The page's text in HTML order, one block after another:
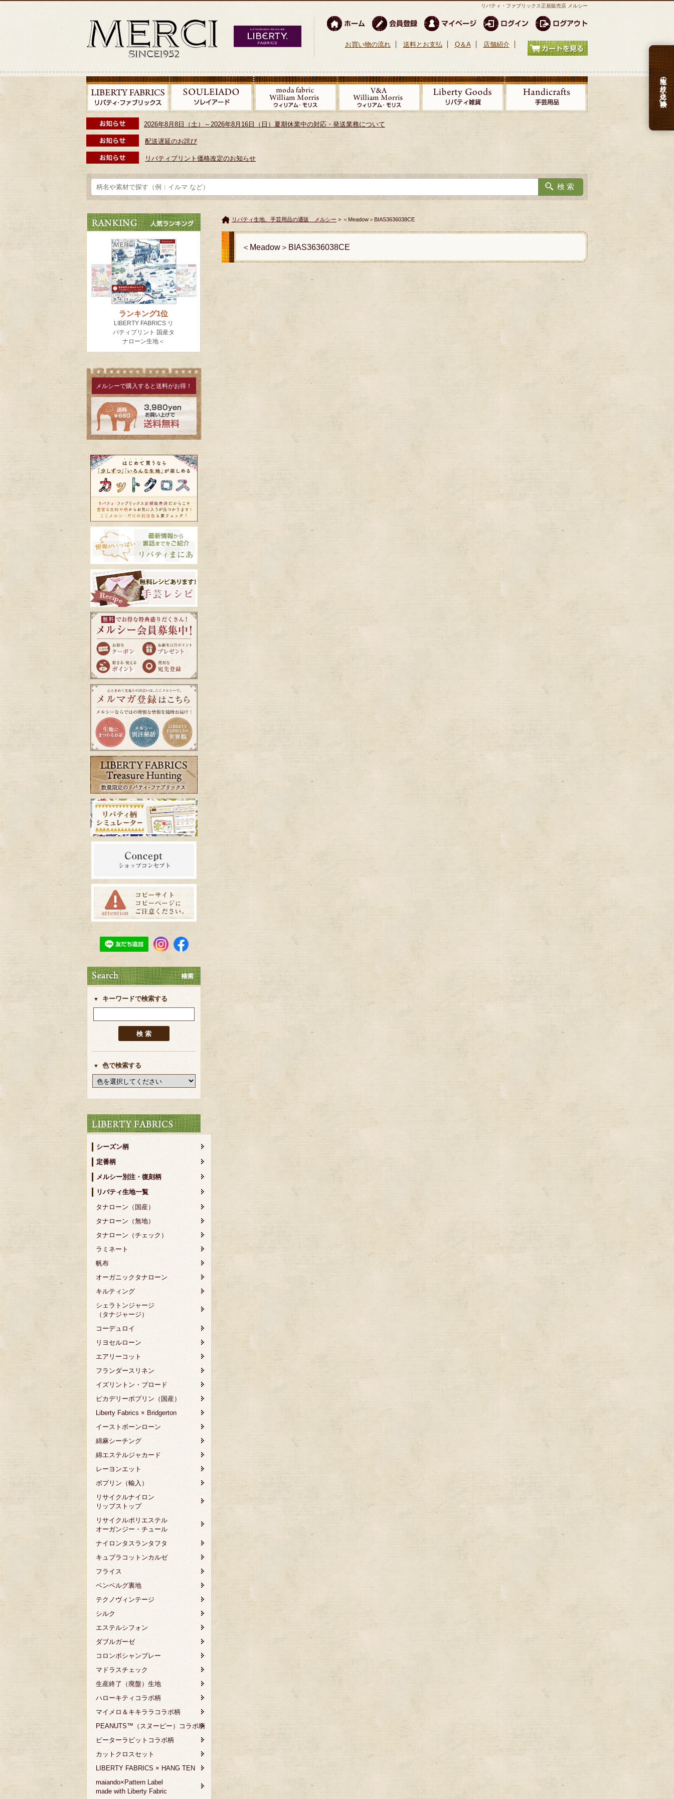
リバティ・ファブリックス正規販売店 メルシー
お買い物の流れ 送料とお支払 Q＆A 店舗紹介
2026年8月8日（土）～2026年8月16日（日）夏期休業中の対応・発送業務について
配送遅延のお詫び
リバティプリント価格改定のお知らせ
生地の絞り込み検索
メルシーで購入すると送料がお得！
キーワードで検索する
色で検索する
シーズン柄
定番柄
メルシー別注・復刻柄
リバティ生地一覧
タナローン（国産）
タナローン（無地）
タナローン（チェック）
ラミネート
帆布
オーガニックタナローン
キルティング
シェラトンジャージ
（タナジャージ）
コーデュロイ
リヨセルローン
エアリーコット
フランダースリネン
イズリントン・ブロード
ピカデリーポプリン（国産）
Liberty Fabrics × Bridgerton
イーストボーンローン
綿麻シーチング
綿エステルジャカード
レーヨンエット
ポプリン（輸入）
リサイクルナイロン
リップストップ
リサイクルポリエステル
オーガンジー・チュール
ナイロンタスランタフタ
キュプラコットンカルゼ
フライス
ベンベルグ裏地
テクノヴィンテージ
シルク
エステルシフォン
ダブルガーゼ
コロンボシャンブレー
マドラスチェック
生産終了（廃盤）生地
ハローキティコラボ柄
マイメロ＆キキララコラボ柄
PEANUTS™（スヌーピー）コラボ柄
ピーターラビットコラボ柄
カットクロスセット
LIBERTY FABRICS × HANG TEN
maiando×Pattern Label
made with Liberty Fabric
リバティ生地、手芸用品の通販 メルシー > ＜Meadow＞BIAS3636038CE
＜Meadow＞BIAS3636038CE